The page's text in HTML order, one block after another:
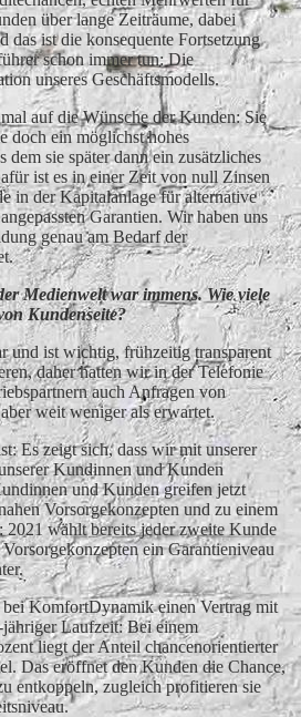
über lange Zeiträume, dabei
das ist die konsequente Fortsetzung
schon immer tun: Die
unseres Geschäftsmodells.
auf die Wünsche der Kunden: Sie
doch ein möglichst hohes
dem sie später dann ein zusätzliches
ist es in einer Zeit von null Zinsen
in der Kapitalanlage für alternative
Garantien. Wir haben uns
genau am Bedarf der
Medienwelt war immens. Wie viele
Kundenseite?
und ist wichtig, frühzeitig transparent
daher hatten wir in der Telefonie
auch Anfragen von
weit weniger als erwartet.
Es zeigt sich, dass wir mit unserer
Kundinnen und Kunden
und Kunden greifen jetzt
Vorsorgekonzepten und zu einem
2021 wählt bereits jeder zweite Kunde
ein Garantieniveau
KomfortDynamik einen Vertrag mit
Laufzeit: Bei einem
liegt der Anteil chancenorientierter
Das eröffnet den Kunden die Chance,
entkoppeln, zugleich profitieren sie